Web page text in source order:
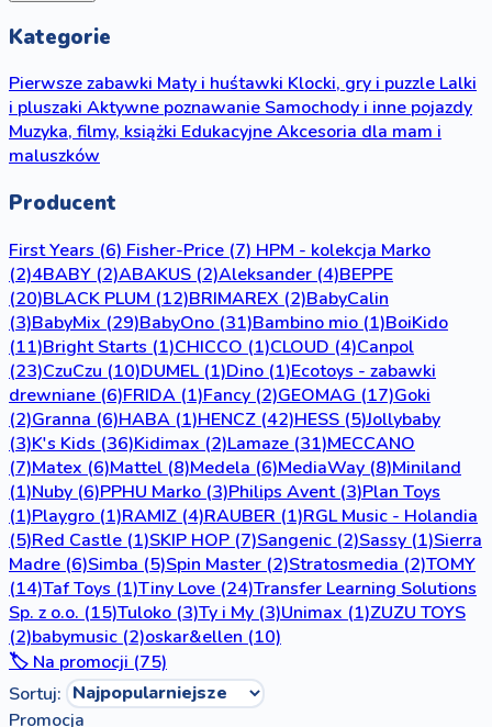
Kategorie
Pierwsze zabawki Maty i huśtawki Klocki, gry i puzzle Lalki
i pluszaki Aktywne poznawanie Samochody i inne pojazdy
Muzyka, filmy, książki EdukacyjneAkcesoria dla mam i
maluszków
Producent
First Years (6) Fisher-Price (7) HPM - kolekcja Marko
(2)4BABY (2)ABAKUS (2)Aleksander (4)BEPPE
(20)BLACK PLUM (12)BRIMAREX (2)BabyCalin
(3)BabyMix (29)BabyOno (31)Bambino mio (1)BoiKido
(11)Bright Starts (1)CHICCO (1)CLOUD (4)Canpol
(23)CzuCzu (10)DUMEL (1)Dino (1)Ecotoys - zabawki
drewniane (6)FRIDA (1)Fancy (2)GEOMAG (17)Goki
(2)Granna (6)HABA (1)HENCZ (42)HESS (5)Jollybaby
(3)K's Kids (36)Kidimax (2)Lamaze (31)MECCANO
(7)Matex (6)Mattel (8)Medela (6)MediaWay (8)Miniland
(1)Nuby (6)PPHU Marko (3)Philips Avent (3)Plan Toys
(1)Playgro (1)RAMIZ (4)RAUBER (1)RGL Music - Holandia
(5)Red Castle (1)SKIP HOP (7)Sangenic (2)Sassy (1)Sierra
Madre (6)Simba (5)Spin Master (2)Stratosmedia (2)TOMY
(14)Taf Toys (1)Tiny Love (24)Transfer Learning Solutions
Sp. z o.o. (15)Tuloko (3)Ty i My (3)Unimax (1)ZUZU TOYS
(2)babymusic (2)oskar&ellen (10)
🏷️ Na promocji (75)
Sortuj:
Promocja